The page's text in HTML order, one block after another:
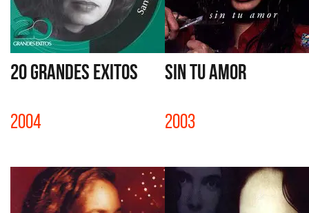
20 GRANDES EXITOS
2004
SIN TU AMOR
2003